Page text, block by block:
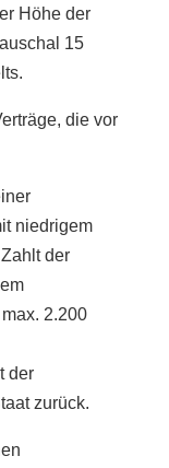
Höhe der
15
die vor
niedrigem
der
2.200
der
zurück.